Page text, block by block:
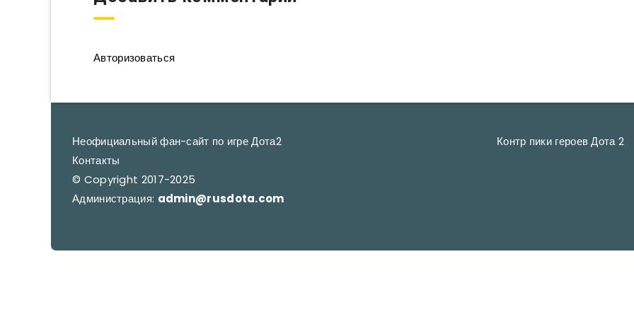
Авторизоваться
Неофициальный фан-сайт по игре Дота2
Контакты
© Copyright 2017-2025
Администрация: admin@rusdota.com
Контр пики героев Дота 2